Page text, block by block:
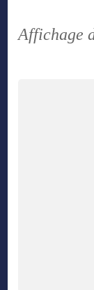
Affichage